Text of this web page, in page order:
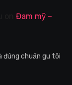
Đam mỹ –
đúng chuẩn gu tôi